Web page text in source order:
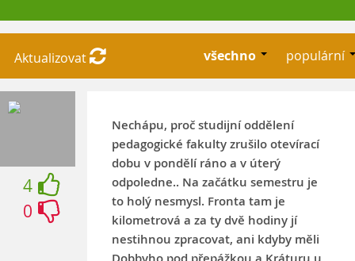
Aktualizovat všechno populární
4
0
Nechápu, proč studijní oddělení
pedagogické fakulty zrušilo otevírací
dobu v pondělí ráno a v úterý
odpoledne.. Na začátku semestru je
to holý nesmysl. Fronta tam je
kilometrová a za ty dvě hodiny jí
nestihnou zpracovat, ani kdyby měli